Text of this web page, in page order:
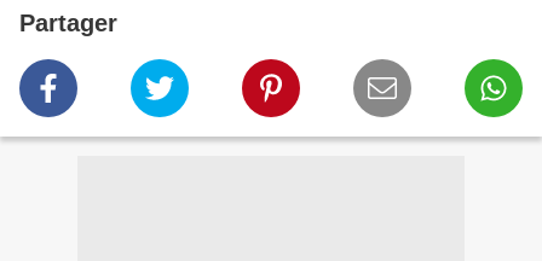
Partager